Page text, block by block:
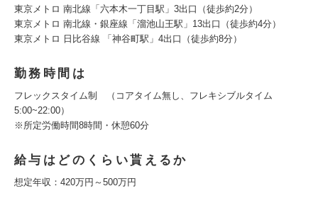
東京メトロ 南北線「六本木一丁目駅」3出口（徒歩約2分）
東京メトロ 南北線・銀座線「溜池山王駅」13出口（徒歩約4分）
東京メトロ 日比谷線 「神谷町駅」4出口（徒歩約8分）
勤務時間は
フレックスタイム制 （コアタイム無し、フレキシブルタイム
5:00~22:00）
※所定労働時間8時間・休憩60分
給与はどのくらい貰えるか
想定年収：420万円～500万円